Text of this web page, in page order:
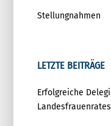
Stellungnahmen
LETZTE BEITRÄGE
Erfolgreiche